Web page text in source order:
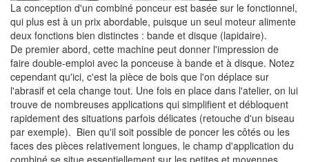
La conception d'un combiné ponceur est basée sur le fonctionnel,
qui plus est à un prix abordable, puisque un seul moteur alimente
deux fonctions bien distinctes : bande et disque (lapidaire).
De premier abord, cette machine peut donner l'impression de
faire double-emploi avec la ponceuse à bande et à disque. Notez
cependant qu'ici, c'est la pièce de bois que l'on déplace sur
l'abrasif et cela change tout. Une fois en place dans l'atelier, on lui
trouve de nombreuses applications qui simplifient et débloquent
rapidement des situations parfois délicates (retouche d'un biseau
par exemple). Bien qu'il soit possible de poncer les côtés ou les
faces des pièces relativement longues, le champ d'application du
combiné se situe essentiellement sur les petites et moyennes